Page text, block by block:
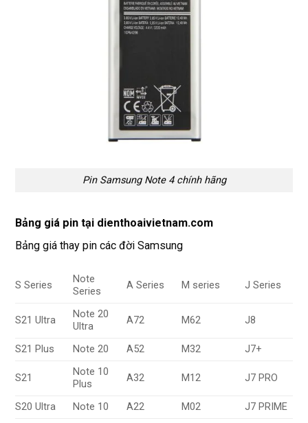
Pin Samsung Note 4 chính hãng
Bảng giá pin tại dienthoaivietnam.com
Bảng giá thay pin các đời Samsung
S Series
Note
Series
A Series M series J Series
S21 Ultra
Note 20
Ultra
A72 M62 J8
S21 Plus Note 20 A52 M32 J7+
S21
Note 10
Plus
A32 M12 J7 PRO
S20 Ultra Note 10 A22 M02 J7 PRIME